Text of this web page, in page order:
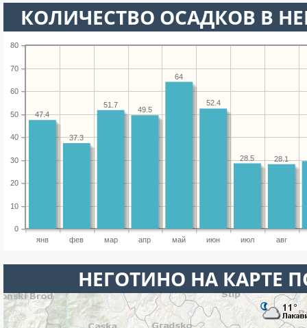
КОЛИЧЕСТВО ОСАДКОВ В
янв фев мар апр май июн июл авг
0
10
20
30
40
50
60
70
80
28.1
28.5
52.4
64
49.5
51.7
37.3
47.4
НЕГОТИНО НА КАРТЕ